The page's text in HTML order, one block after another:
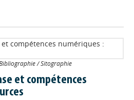
/ Sitographie
et compétences